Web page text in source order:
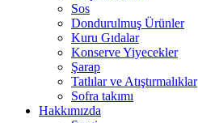
Sos
Dondurulmuş Ürünler
Kuru Gıdalar
Konserve Yiyecekler
Şarap
Tatlılar ve Atıştırmalıklar
Sofra takımı
Hakkımızda